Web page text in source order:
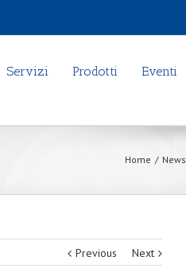
Servizi Prodotti Eventi
Home / News
Previous Next